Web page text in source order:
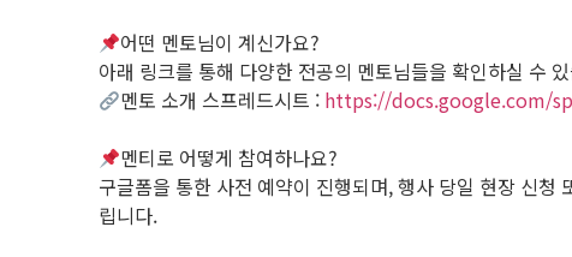
어떤 멘토님이 계신가요?
아래 링크를 통해 다양한 전공의 멘토님들을 확인하실 수
멘토 소개 스프레드시트 : https://docs.google.com/
멘티로 어떻게 참여하나요?
구글폼을 통한 사전 예약이 진행되며, 행사 당일 현장 신
립니다.